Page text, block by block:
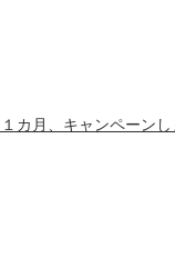
カ月、キャンペーン